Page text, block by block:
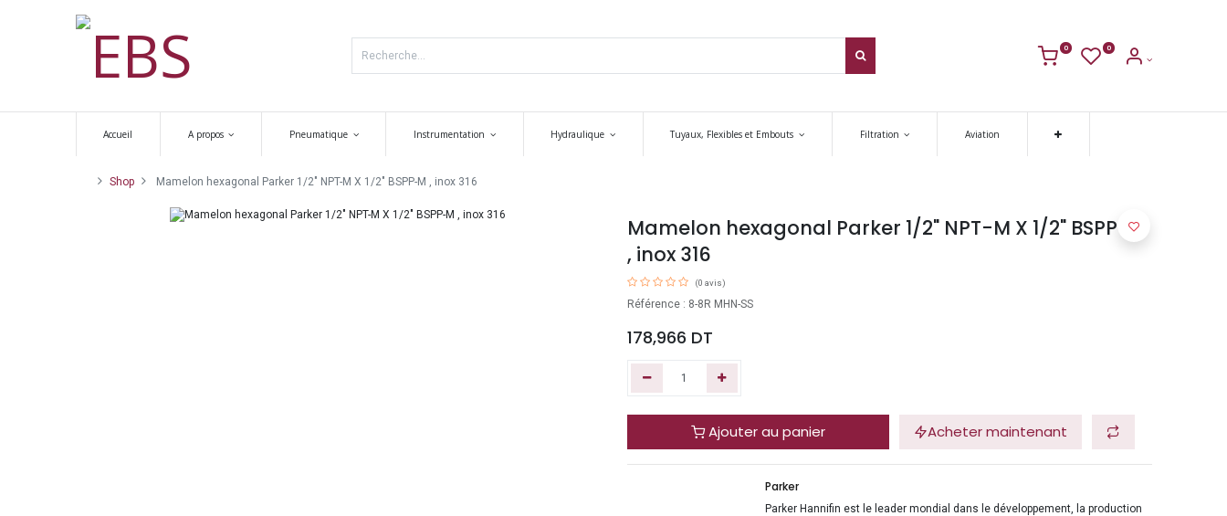
0 0
Accueil A propos Pneumatique Instrumentation Hydraulique Tuyaux, Flexibles et Embouts Filtration Aviation
Shop Mamelon hexagonal Parker 1/2" NPT-M X 1/2" BSPP-M , inox 316
Mamelon hexagonal Parker 1/2" NPT-M X 1/2" BSPP-M
, inox 316
(0 avis)
Référence : 8-8R MHN-SS
178,966 DT
Ajouter au panier Acheter maintenant
Parker
Parker Hannifin est le leader mondial dans le développement, la production